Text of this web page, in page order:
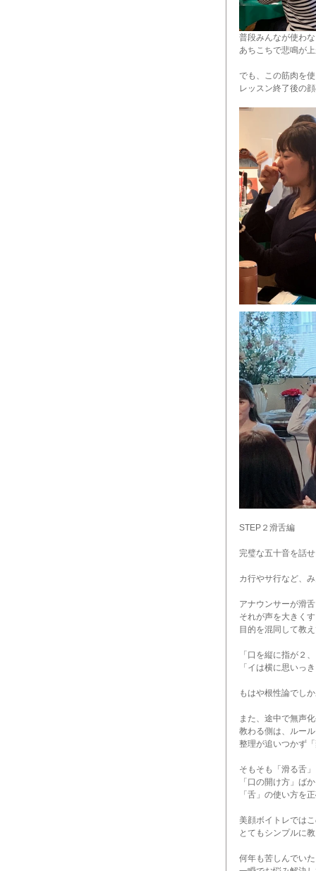
普段みんなが使わ
あちこちで悲鳴が
でも、この筋肉を
レッスン終了後の
STEP２滑舌編
完璧な五十音を話
カ行やサ行など、
アナウンサーが滑
それが声を大きく
目的を混同して教
「口を縦に指が２
「イは横に思いっ
もはや根性論でし
また、途中で無声
教わる側は、ルー
整理が追いつかず
そもそも「滑る舌
「口の開け方」ば
「舌」の使い方を
美顔ボイトレでは
とてもシンプルに
何年も苦しんでい